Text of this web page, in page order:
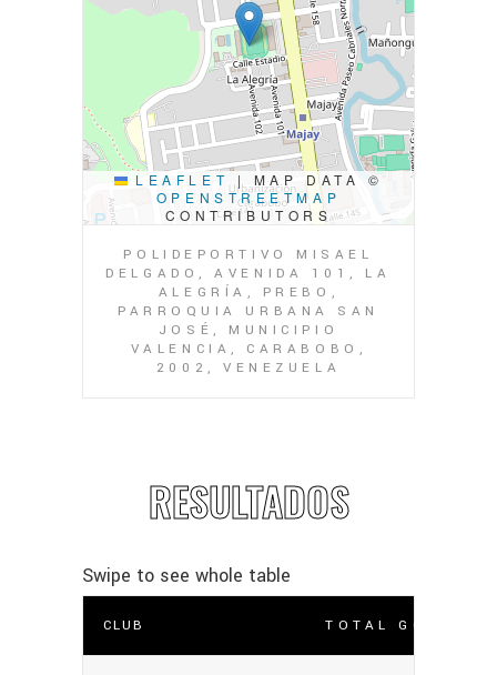
LEAFLET |
MAP DATA ©
OPENSTREETMAP
CONTRIBUTORS
POLIDEPORTIVO MISAEL
DELGADO, AVENIDA 101, LA
ALEGRÍA, PREBO,
PARROQUIA URBANA SAN
JOSÉ, MUNICIPIO
VALENCIA, CARABOBO,
2002, VENEZUELA
RESULTADOS
CLUB TOTAL GOLES